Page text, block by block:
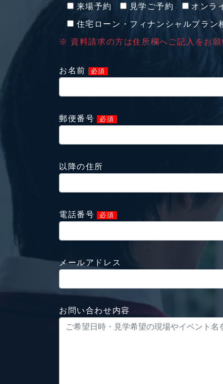
来場予約
見学ご予約 オンラ
住宅ローン・フィナンシャルプラン
※ 資料請求の方は住所欄へご記入をお願
お名前 必須
郵便番号 必須
以降の住所
電話番号 必須
メールアドレス
お問い合わせ内容